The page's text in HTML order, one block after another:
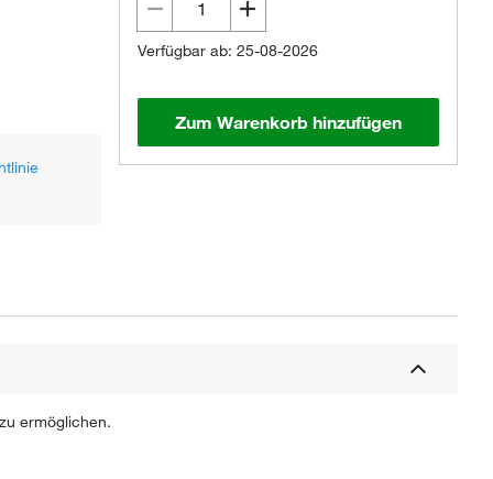
Verfügbar ab: 25-08-2026
Zum Warenkorb hinzufügen
ermöglichen.